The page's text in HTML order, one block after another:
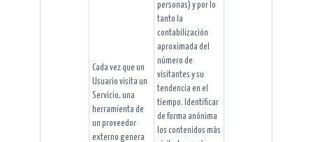
Cada vez que un
Usuario visita un
Servicio, una
herramienta de
un proveedor
externo genera
personas) y por lo
tanto la
contabilización
aproximada del
número de
visitantes y su
tendencia en el
tiempo. Identificar
de forma anónima
los contenidos más